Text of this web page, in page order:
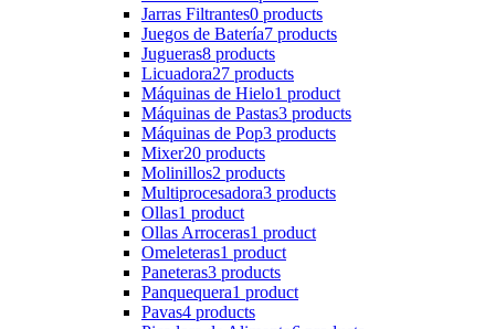
Jarras Filtrantes0 products
Juegos de Batería7 products
Jugueras8 products
Licuadora27 products
Máquinas de Hielo1 product
Máquinas de Pastas3 products
Máquinas de Pop3 products
Mixer20 products
Molinillos2 products
Multiprocesadora3 products
Ollas1 product
Ollas Arroceras1 product
Omeleteras1 product
Paneteras3 products
Panquequera1 product
Pavas4 products